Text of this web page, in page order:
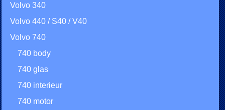
Volvo 340
Volvo 440 / S40 / V40
Volvo 740
740 body
740 glas
740 interieur
740 motor